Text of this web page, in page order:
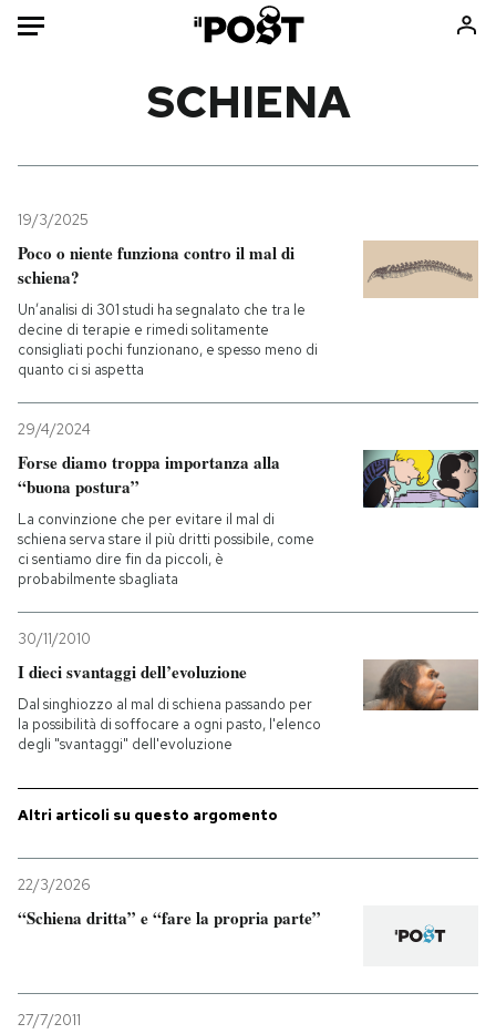
Mondo
Politica
Tecnologia
Internet
Scienza
Cultura
Economia
Consumismi
Ok Boomer!
Media
Altrecose
PODCAST
NEWSLETTER
I MIEI PREFERITI
SCHIENA
19/3/2025
Poco o niente funziona contro il mal di
schiena?
Un’analisi di 301 studi ha segnalato che tra le
decine di terapie e rimedi solitamente
consigliati pochi funzionano, e spesso meno di
quanto ci si aspetta
29/4/2024
Forse diamo troppa importanza alla
“buona postura”
La convinzione che per evitare il mal di
schiena serva stare il più dritti possibile, come
ci sentiamo dire fin da piccoli, è
probabilmente sbagliata
30/11/2010
I dieci svantaggi dell’evoluzione
Dal singhiozzo al mal di schiena passando per
la possibilità di soffocare a ogni pasto, l'elenco
degli "svantaggi" dell'evoluzione
Altri articoli su questo argomento
22/3/2026
“Schiena dritta” e “fare la propria parte”
27/7/2011